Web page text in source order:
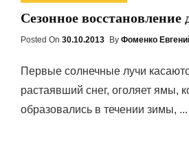
Сезонное восстановление
Posted On Posted
30.10.2013 By Фоменко
Первые солнечные лучи
растаявший снег, оголяет ямы,
образовались в течении зимы, ...